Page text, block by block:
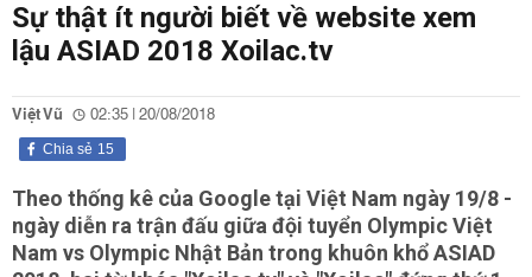
Sự thật ít người biết về website xem
lậu ASIAD 2018 Xoilac.tv
Việt Vũ 02:35 | 20/08/2018
15
Chia sẻ
Theo thống kê của Google tại Việt Nam ngày 19/8 -
ngày diễn ra trận đấu giữa đội tuyển Olympic Việt
Nam vs Olympic Nhật Bản trong khuôn khổ ASIAD